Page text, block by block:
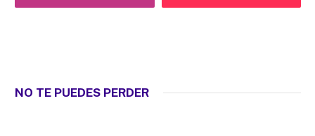
NO TE PUEDES PERDER